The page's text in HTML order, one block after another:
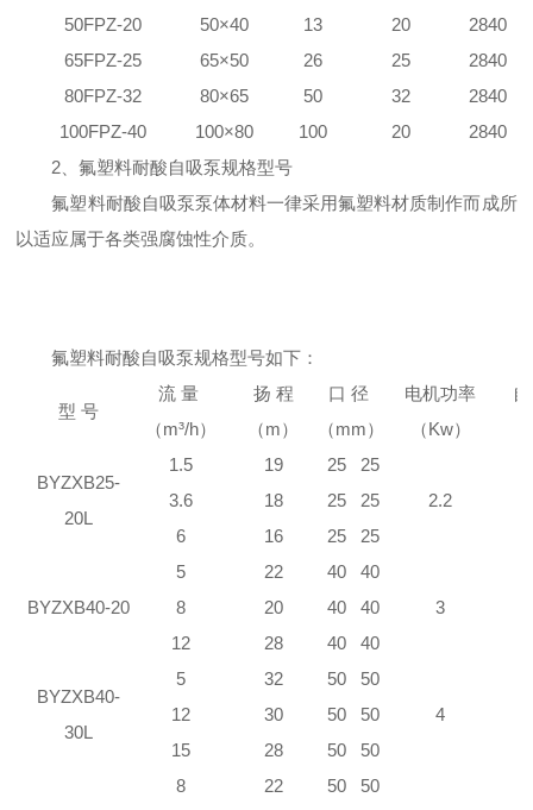
50FPZ-20
50×40 13 20
2840
65FPZ-25
65×50 26 25
2840
80FPZ-32
80×65 50 32
2840
100FPZ-40
100×80 100 20
2840
2、氟塑料耐酸自吸泵规格型号
氟塑料耐酸自吸泵泵体材料一律采用氟塑料材质制作而成所
以适应属于各类强腐蚀性介质。
氟塑料耐酸自吸泵规格型号如下：
型 号
流 量
（m³/h）
扬 程
（m）
口 径
（mm）
电机功率
（Kw）
BYZXB25-
20L
1.5 19 25
25
2.2
3.6 18 25
25
6
16 25 25
BYZXB40-20
5 22 40
40
3
8 20 40
40
12
28 40 40
BYZXB40-
30L
5 32 50
50
4
12 30 50
50
15
28 50 50
8 22 50
50